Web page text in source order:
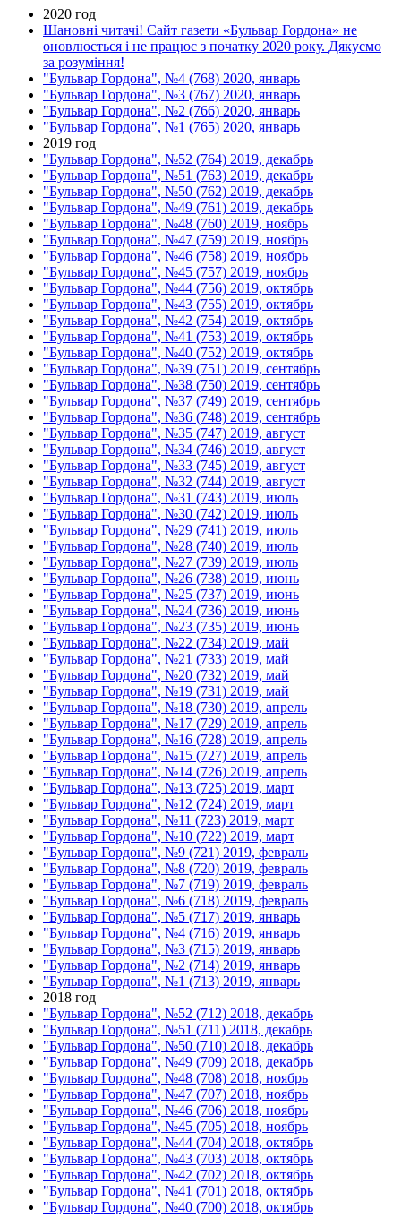
2020 год
Шановні читачі! Сайт газети «Бульвар Гордона» не
оновлюється і не працює з початку 2020 року. Дякуємо
за розуміння!
"Бульвар Гордона", №4 (768) 2020, январь
"Бульвар Гордона", №3 (767) 2020, январь
"Бульвар Гордона", №2 (766) 2020, январь
"Бульвар Гордона", №1 (765) 2020, январь
2019 год
"Бульвар Гордона", №52 (764) 2019, декабрь
"Бульвар Гордона", №51 (763) 2019, декабрь
"Бульвар Гордона", №50 (762) 2019, декабрь
"Бульвар Гордона", №49 (761) 2019, декабрь
"Бульвар Гордона", №48 (760) 2019, ноябрь
"Бульвар Гордона", №47 (759) 2019, ноябрь
"Бульвар Гордона", №46 (758) 2019, ноябрь
"Бульвар Гордона", №45 (757) 2019, ноябрь
"Бульвар Гордона", №44 (756) 2019, октябрь
"Бульвар Гордона", №43 (755) 2019, октябрь
"Бульвар Гордона", №42 (754) 2019, октябрь
"Бульвар Гордона", №41 (753) 2019, октябрь
"Бульвар Гордона", №40 (752) 2019, октябрь
"Бульвар Гордона", №39 (751) 2019, сентябрь
"Бульвар Гордона", №38 (750) 2019, сентябрь
"Бульвар Гордона", №37 (749) 2019, сентябрь
"Бульвар Гордона", №36 (748) 2019, сентябрь
"Бульвар Гордона", №35 (747) 2019, август
"Бульвар Гордона", №34 (746) 2019, август
"Бульвар Гордона", №33 (745) 2019, август
"Бульвар Гордона", №32 (744) 2019, август
"Бульвар Гордона", №31 (743) 2019, июль
"Бульвар Гордона", №30 (742) 2019, июль
"Бульвар Гордона", №29 (741) 2019, июль
"Бульвар Гордона", №28 (740) 2019, июль
"Бульвар Гордона", №27 (739) 2019, июль
"Бульвар Гордона", №26 (738) 2019, июнь
"Бульвар Гордона", №25 (737) 2019, июнь
"Бульвар Гордона", №24 (736) 2019, июнь
"Бульвар Гордона", №23 (735) 2019, июнь
"Бульвар Гордона", №22 (734) 2019, май
"Бульвар Гордона", №21 (733) 2019, май
"Бульвар Гордона", №20 (732) 2019, май
"Бульвар Гордона", №19 (731) 2019, май
"Бульвар Гордона", №18 (730) 2019, апрель
"Бульвар Гордона", №17 (729) 2019, апрель
"Бульвар Гордона", №16 (728) 2019, апрель
"Бульвар Гордона", №15 (727) 2019, апрель
"Бульвар Гордона", №14 (726) 2019, апрель
"Бульвар Гордона", №13 (725) 2019, март
"Бульвар Гордона", №12 (724) 2019, март
"Бульвар Гордона", №11 (723) 2019, март
"Бульвар Гордона", №10 (722) 2019, март
"Бульвар Гордона", №9 (721) 2019, февраль
"Бульвар Гордона", №8 (720) 2019, февраль
"Бульвар Гордона", №7 (719) 2019, февраль
"Бульвар Гордона", №6 (718) 2019, февраль
"Бульвар Гордона", №5 (717) 2019, январь
"Бульвар Гордона", №4 (716) 2019, январь
"Бульвар Гордона", №3 (715) 2019, январь
"Бульвар Гордона", №2 (714) 2019, январь
"Бульвар Гордона", №1 (713) 2019, январь
2018 год
"Бульвар Гордона", №52 (712) 2018, декабрь
"Бульвар Гордона", №51 (711) 2018, декабрь
"Бульвар Гордона", №50 (710) 2018, декабрь
"Бульвар Гордона", №49 (709) 2018, декабрь
"Бульвар Гордона", №48 (708) 2018, ноябрь
"Бульвар Гордона", №47 (707) 2018, ноябрь
"Бульвар Гордона", №46 (706) 2018, ноябрь
"Бульвар Гордона", №45 (705) 2018, ноябрь
"Бульвар Гордона", №44 (704) 2018, октябрь
"Бульвар Гордона", №43 (703) 2018, октябрь
"Бульвар Гордона", №42 (702) 2018, октябрь
"Бульвар Гордона", №41 (701) 2018, октябрь
"Бульвар Гордона", №40 (700) 2018, октябрь